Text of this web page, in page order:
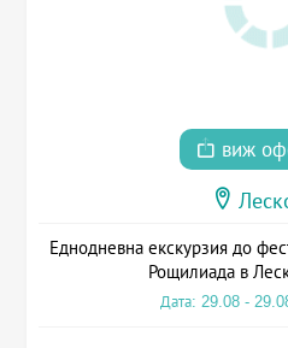
виж
Еднодневна екскурзия до
Рощилиада в
Дата: 29.08 -